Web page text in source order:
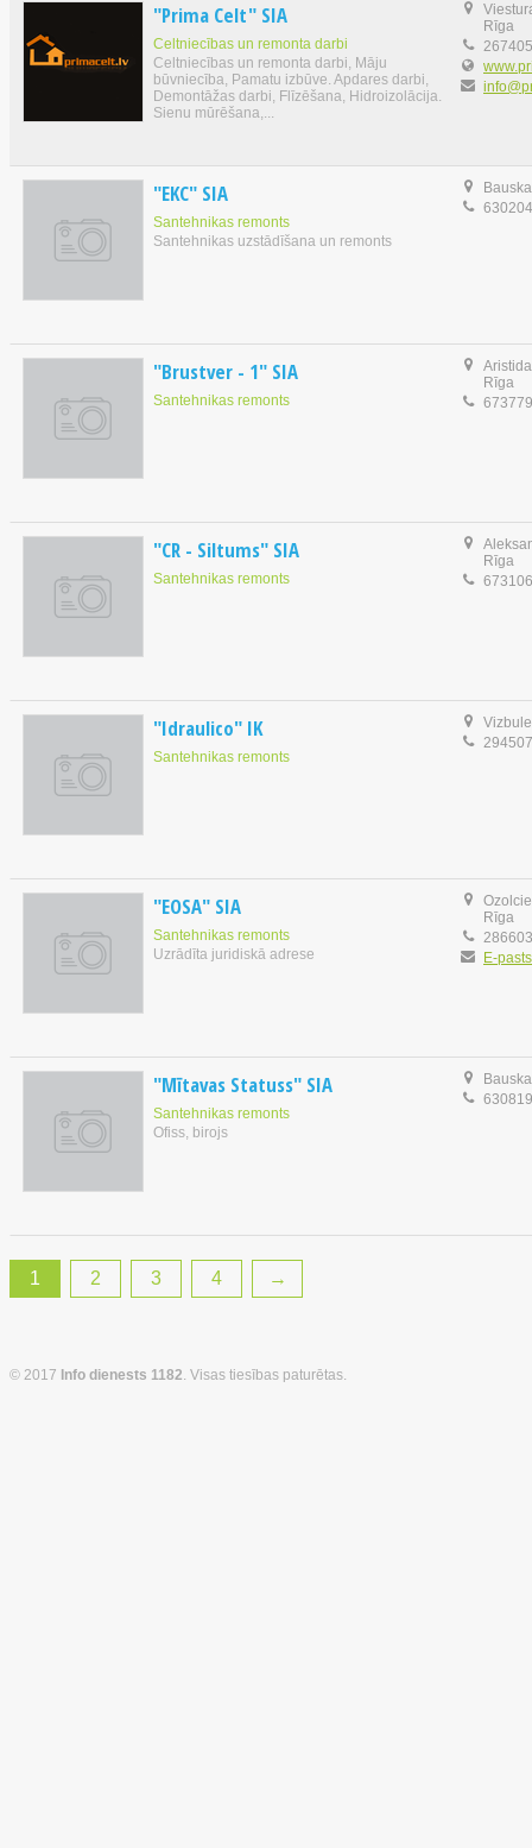
"Prima Celt" SIA
Celtniecības un remonta darbi
Celtniecības un remonta darbi, Māju
būvniecība, Pamatu izbūve. Apdares darbi,
Demontāžas darbi, Flīzēšana, Hidroizolācija.
Sienu mūrēšana,...
Rīga
"EKC" SIA
Santehnikas remonts
Santehnikas uzstādīšana un remonts
"Brustver - 1" SIA
Santehnikas remonts
Rīga
"CR - Siltums" SIA
Santehnikas remonts
Rīga
"Idraulico" IK
Santehnikas remonts
"EOSA" SIA
Santehnikas remonts
Uzrādīta juridiskā adrese
Rīga
E-pasts
"Mītavas Statuss" SIA
Santehnikas remonts
Ofiss, birojs
1 2 3 4 →
© 2017 Info dienests 1182. Visas tiesības paturētas.